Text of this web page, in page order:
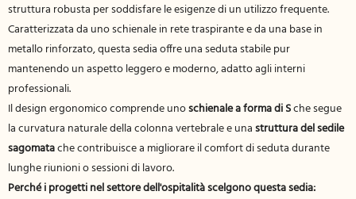
struttura robusta per soddisfare le esigenze di un utilizzo frequente.
Caratterizzata da uno schienale in rete traspirante e da una base in
metallo rinforzato, questa sedia offre una seduta stabile pur
mantenendo un aspetto leggero e moderno, adatto agli interni
professionali.
Il design ergonomico comprende unoschienale a forma di Sche segue
la curvatura naturale della colonna vertebrale e unastruttura del sedile
sagomatache contribuisce a migliorare il comfort di seduta durante
lunghe riunioni o sessioni di lavoro.
Perché i progetti nel settore dell'ospitalità scelgono questa sedia: